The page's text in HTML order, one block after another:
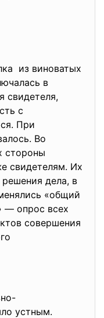
из виноватых
в
свидетеля,
с
При
Во
стороны
свидетелям. Их
решения дела, в
«общий
— опрос всех
совершения
устным.